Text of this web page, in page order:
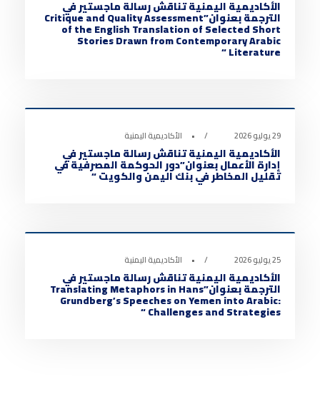
الأكاديمية اليمنية تناقش رسالة ماجستير في
الترجمة بعنوان”Critique and Quality Assessment
of the English Translation of Selected Short
Stories Drawn from Contemporary Arabic
Literature “
29 يوليو 2026 • الأكاديمية اليمنية
الأكاديمية اليمنية تناقش رسالة ماجستير في
إدارة الأعمال بعنوان”دور الحوكمة المصرفية في
تقليل المخاطر في بنك اليمن والكويت “
25 يوليو 2026 • الأكاديمية اليمنية
الأكاديمية اليمنية تناقش رسالة ماجستير في
الترجمة بعنوان”Translating Metaphors in Hans
Grundberg’s Speeches on Yemen into Arabic:
Challenges and Strategies “